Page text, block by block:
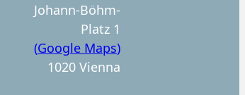
Johann-Böhm-
Platz 1
(Google Maps)
1020 Vienna